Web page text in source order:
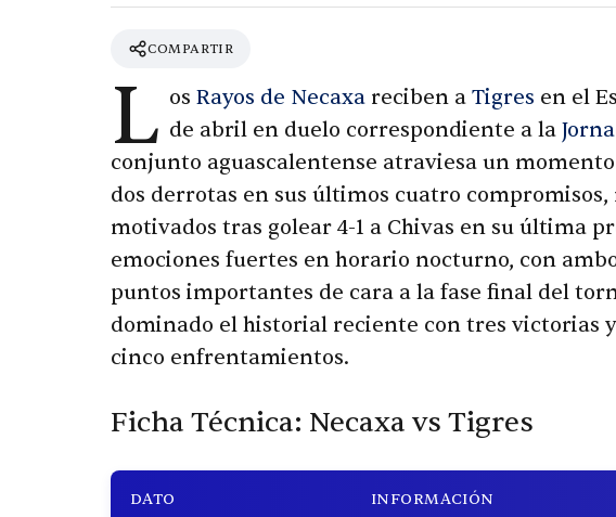
COMPARTIR
L os Rayos de Necaxa reciben a Tigres en el
de abril en duelo correspondiente a la
conjunto aguascalentense atraviesa un
dos derrotas en sus últimos cuatro
motivados tras golear 4-1 a Chivas en su última
emociones fuertes en horario nocturno, con
puntos importantes de cara a la fase final del
dominado el historial reciente con tres victorias
cinco enfrentamientos.
Ficha Técnica: Necaxa vs Tigres
DATO INFORMACIÓN